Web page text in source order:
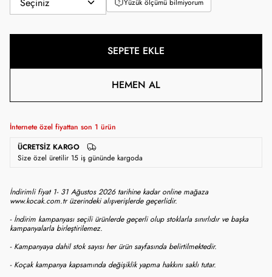
Yüzük ölçümü bilmiyorum
SEPETE EKLE
HEMEN AL
İnternete özel fiyattan son 1 ürün
ÜCRETSIZ KARGO
Size özel üretilir 15 iş gününde kargoda
İndirimli fiyat 1- 31 Ağustos 2026 tarihine kadar online mağaza
www.kocak.com.tr üzerindeki alışverişlerde geçerlidir.
- İndirim kampanyası seçili ürünlerde geçerli olup stoklarla sınırlıdır ve başka
kampanyalarla birleştirilemez.
- Kampanyaya dahil stok sayısı her ürün sayfasında belirtilmektedir.
- Koçak kampanya kapsamında değişiklik yapma hakkını saklı tutar.